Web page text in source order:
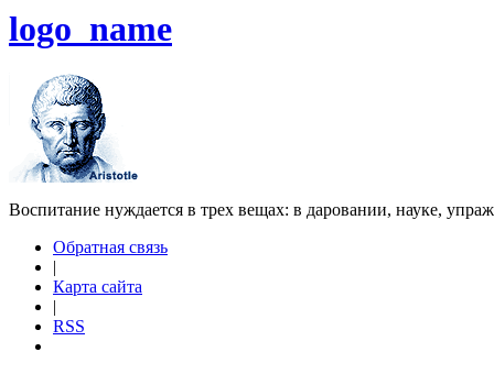
logo_name
Воспитание нуждается в трех вещах: в даровании, науке,
Обратная связь
|
Карта сайта
|
RSS